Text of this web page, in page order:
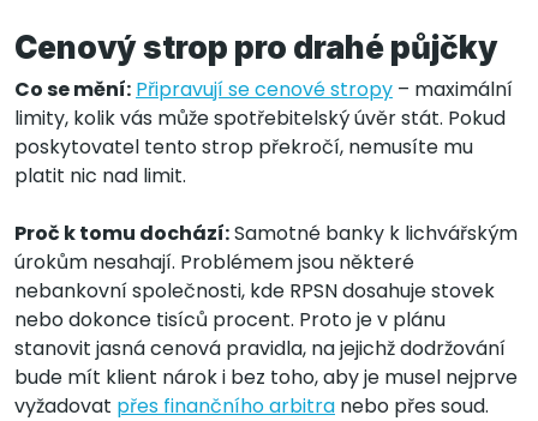
Cenový strop pro drahé půjčky
Co se mění: Připravují se cenové stropy – maximální
limity, kolik vás může spotřebitelský úvěr stát. Pokud
poskytovatel tento strop překročí, nemusíte mu
platit nic nad limit.
Proč k tomu dochází:Samotné banky k lichvářským
úrokům nesahají. Problémem jsou některé
nebankovní společnosti, kde RPSN dosahuje stovek
nebo dokonce tisíců procent. Proto je v plánu
stanovit jasná cenová pravidla, na jejichž dodržování
bude mít klient nárok i bez toho, aby je musel nejprve
vyžadovat přes finančního arbitra nebo přes soud.